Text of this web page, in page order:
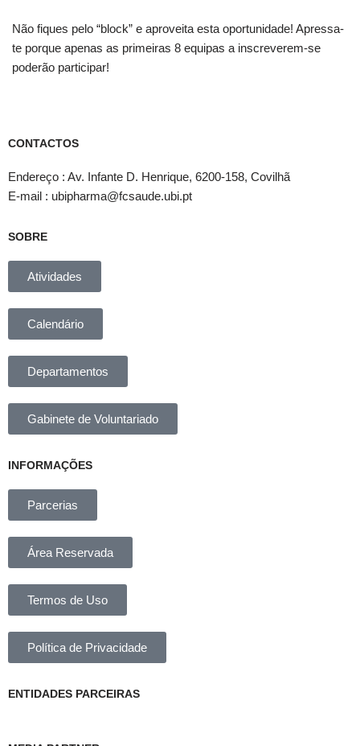
Não fiques pelo “block” e aproveita esta oportunidade! Apressa-
te porque apenas as primeiras 8 equipas a inscreverem-se
poderão participar!
CONTACTOS
Endereço : Av. Infante D. Henrique, 6200-158, Covilhã
E-mail : ubipharma@fcsaude.ubi.pt
SOBRE
Atividades
Calendário
Departamentos
Gabinete de Voluntariado
INFORMAÇÕES
Parcerias
Área Reservada
Termos de Uso
Política de Privacidade
ENTIDADES PARCEIRAS